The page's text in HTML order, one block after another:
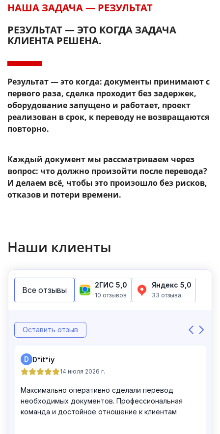
НАША ЗАДАЧА — РЕЗУЛЬТАТ
РЕЗУЛЬТАТ — ЭТО КОГДА ЗАДАЧА
КЛИЕНТА РЕШЕНА.
Результат — это когда: документы принимают с
первого раза, сделка проходит без задержек,
оборудование запущено и работает, проект
реализован в срок, к переводу не возвращаются
повторно.
Каждый документ мы рассматриваем через
вопрос: что должно произойти после перевода?
И делаем всё, чтобы это произошло без рисков,
отказов и потери времени.
Наши клиенты